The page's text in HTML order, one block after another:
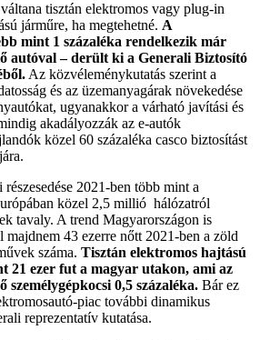
tisztán elektromos vagy plug-in
járműre, ha megtehetné. A
mint 1 százaléka rendelkezik már
autóval – derült ki a Generali Biztosító
Az közvéleménykutatás szerint a
és az üzemanyagárak növekedése
ugyanakkor a várható javítási és
akadályozzák az e-autók
közel 60 százaléka casco biztosítást
2021-ben több mint a
közel 2,5 millió hálózatról
tavaly. A trend Magyarországon is
majdnem 43 ezerre nőtt 2021-ben a zöld
száma. Tisztán elektromos hajtású
21 ezer fut a magyar utakon, ami az
személygépkocsi 0,5 százaléka. Bár ez
piac további dinamikus
reprezentatív kutatása.